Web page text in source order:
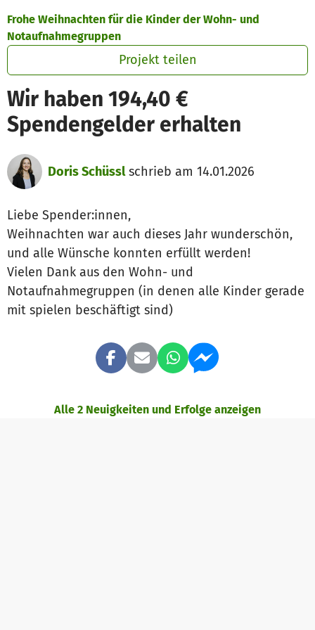
Frohe Weihnachten für die Kinder der Wohn- und
Notaufnahmegruppen
Projekt teilen
Wir haben 194,40 €
Spendengelder erhalten
Doris Schüsslschrieb am 14.01.2026
Liebe Spender:innen,
Weihnachten war auch dieses Jahr wunderschön,
und alle Wünsche konnten erfüllt werden!
Vielen Dank aus den Wohn- und
Notaufnahmegruppen (in denen alle Kinder gerade
mit spielen beschäftigt sind)
Alle 2 Neuigkeiten und Erfolge anzeigen